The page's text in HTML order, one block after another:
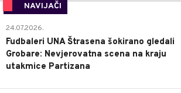
NAVIJAČI
24.07.2026.
Fudbaleri UNA Štrasena šokirano gledali
Grobare: Nevjerovatna scena na kraju
utakmice Partizana